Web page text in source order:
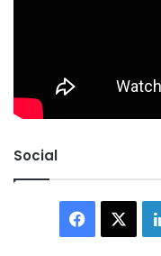
Social
Facebook